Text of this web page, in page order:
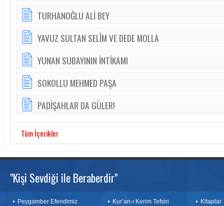
TURHANOĞLU ALİ BEY
YAVUZ SULTAN SELÎM VE DEDE MOLLA
YUNAN SUBAYININ İNTİKAMI
SOKOLLU MEHMED PAŞA
PADİŞAHLAR DA GÜLER!
Tüm İçerikler
"Kişi Sevdiği ile Beraberdir"
Peygamber Efendimiz
Kur’an-ı Kerim Tefsiri
Kitaplar